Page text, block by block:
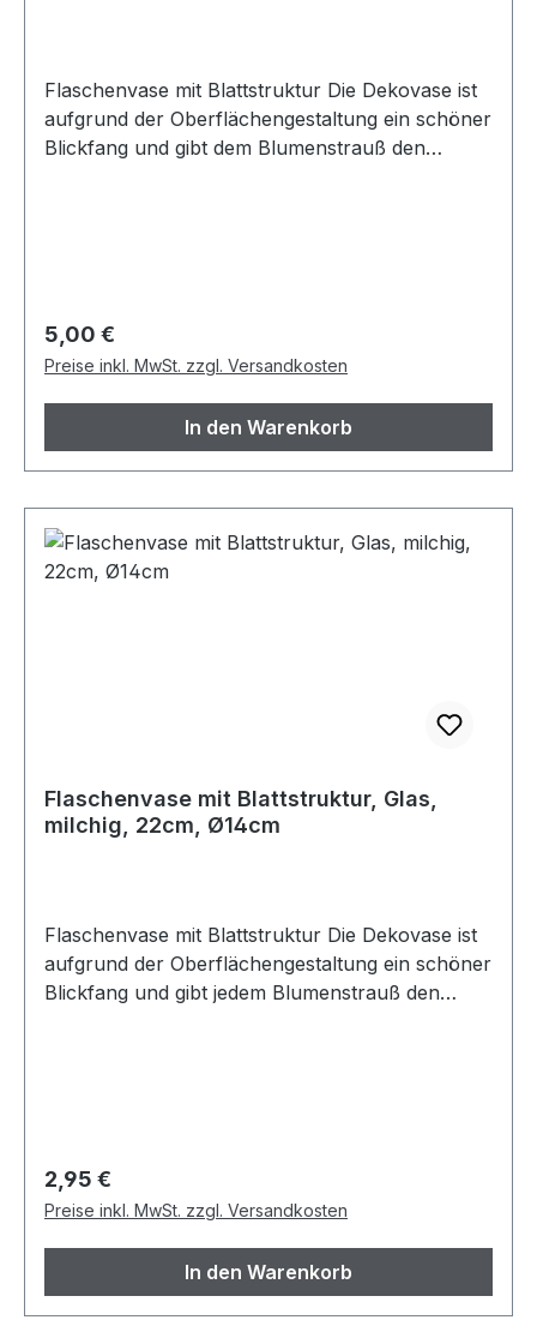
Flaschenvase mit Blattstruktur Die Dekovase ist
aufgrund der Oberflächengestaltung ein schöner
Blickfang und gibt dem Blumenstrauß den
Regulärer Preis:
5,00 €
Preise inkl. MwSt. zzgl. Versandkosten
In den Warenkorb
Flaschenvase mit Blattstruktur, Glas,
milchig, 22cm, Ø14cm
Flaschenvase mit Blattstruktur Die Dekovase ist
aufgrund der Oberflächengestaltung ein schöner
Blickfang und gibt jedem Blumenstrauß den
Regulärer Preis:
2,95 €
Preise inkl. MwSt. zzgl. Versandkosten
In den Warenkorb